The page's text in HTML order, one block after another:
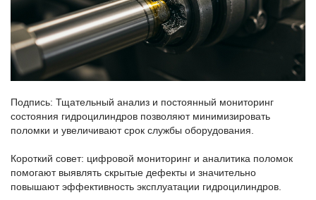
Подпись: Тщательный анализ и постоянный мониторинг
состояния гидроцилиндров позволяют минимизировать
поломки и увеличивают срок службы оборудования.
Короткий совет: цифровой мониторинг и аналитика поломок
помогают выявлять скрытые дефекты и значительно
повышают эффективность эксплуатации гидроцилиндров.